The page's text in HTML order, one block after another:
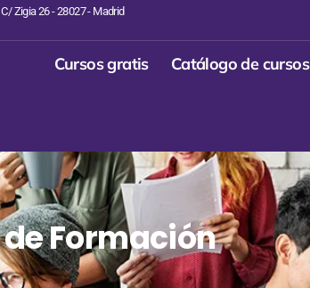
C/ Zigia 26 - 28027 - Madrid
Cursos gratis Catálogo de cursos
Formación